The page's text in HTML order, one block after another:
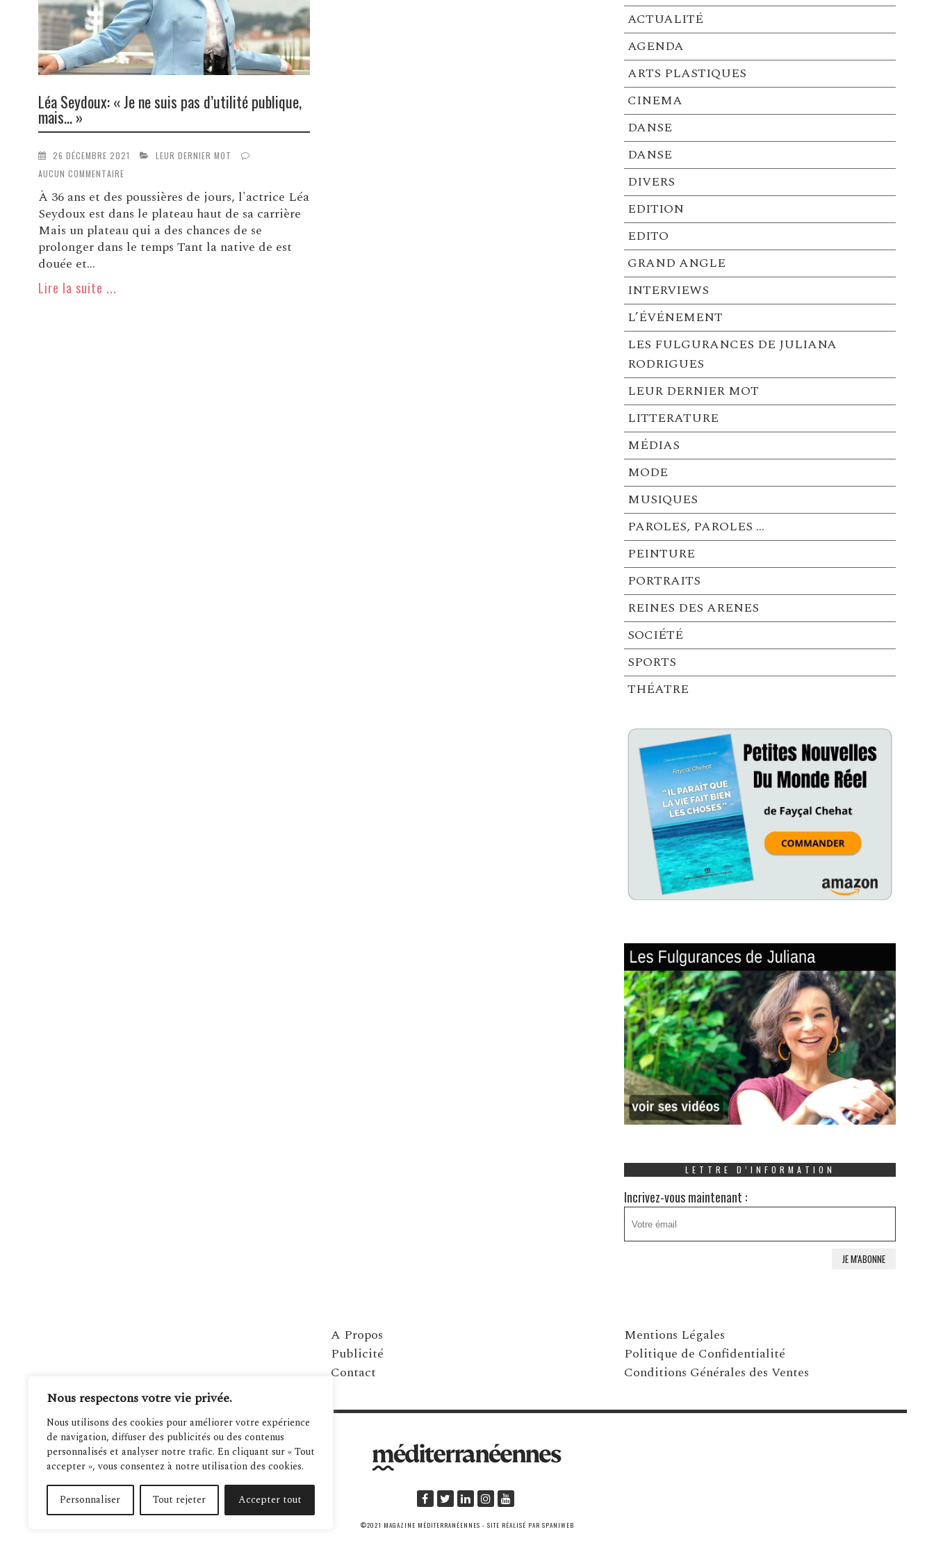
Nous respectons votre vie privée.
Nous utilisons des cookies pour améliorer votre expérience
de navigation, diffuser des publicités ou des contenus
personnalisés et analyser notre trafic. En cliquant sur « Tout
accepter », vous consentez à notre utilisation des cookies.
Personnaliser Tout rejeter Accepter tout
Léa Seydoux: « Je ne suis pas d’utilité publique,
mais… »
26 DÉCEMBRE 2021
LEUR DERNIER MOT
AUCUN COMMENTAIRE
À 36 ans et des poussières de jours, l'actrice Léa
Seydoux est dans le plateau haut de sa carrière
Mais un plateau qui a des chances de se
prolonger dans le temps Tant la native de est
douée et...
Lire la suite ...
ACTUALITÉ
AGENDA
ARTS PLASTIQUES
CINEMA
DANSE
DANSE
DIVERS
EDITION
EDITO
GRAND ANGLE
INTERVIEWS
L’ÉVÉNEMENT
LES FULGURANCES DE JULIANA
RODRIGUES
LEUR DERNIER MOT
LITTERATURE
MÉDIAS
MODE
MUSIQUES
PAROLES, PAROLES …
PEINTURE
PORTRAITS
REINES DES ARENES
SOCIÉTÉ
SPORTS
THÉATRE
LETTRE D’INFORMATION
Incrivez-vous maintenant :
A Propos
Publicité
Contact
Mentions Légales
Politique de Confidentialité
Conditions Générales des Ventes
©2021 MAGAZINE MÉDITERRANÉENNES - SITE RÉALISÉ PAR SPANIWEB